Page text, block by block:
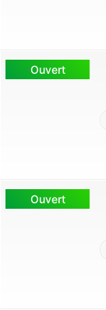
Ouvert
Ouvert